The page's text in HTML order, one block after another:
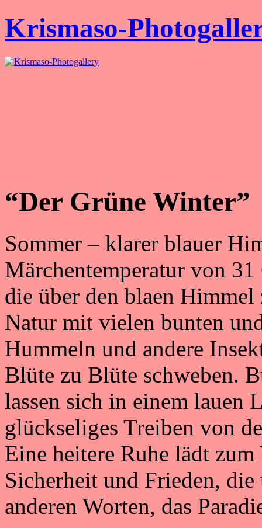
Krismaso-
“Der Grüne Winter”
Sommer – klarer blauer
Märchentemperatur von
die über den blaen
Natur mit vielen bunten
Hummeln und andere
Blüte zu Blüte schweben.
lassen sich in einem lauen
glückseliges Treiben von
Eine heitere Ruhe lädt
Sicherheit und Frieden,
anderen Worten, das